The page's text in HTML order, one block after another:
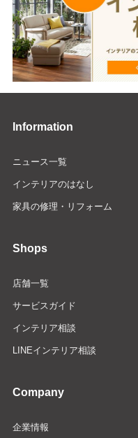
Information
ニュース一覧
インテリアのはなし
家具の修理・リフォーム
Shops
店舗一覧
サービスガイド
インテリア相談
LINEインテリア相談
Company
企業情報